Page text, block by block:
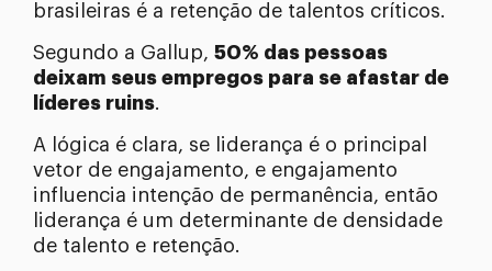
brasileiras é a retenção de talentos críticos.
Segundo a Gallup, 50% das pessoas
deixam seus empregos para se afastar de
líderes ruins.
A lógica é clara, se liderança é o principal
vetor de engajamento, e engajamento
influencia intenção de permanência, então
liderança é um determinante de densidade
de talento e retenção.